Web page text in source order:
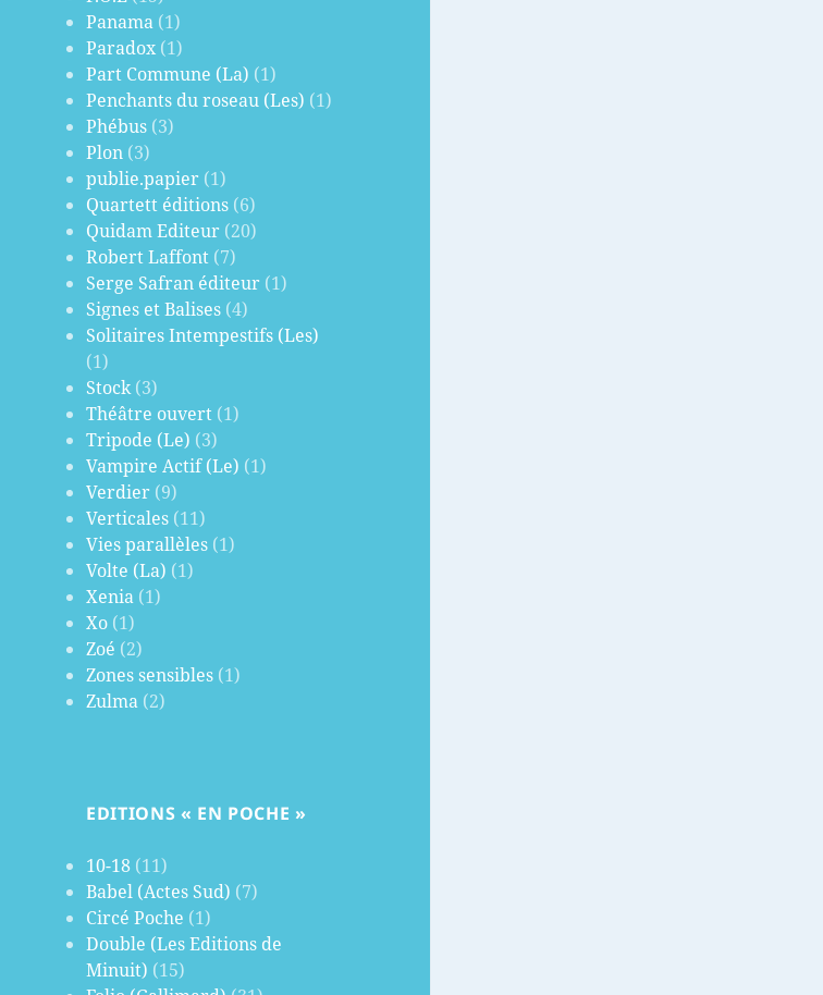
Panama (1)
Paradox (1)
Part Commune (La) (1)
Penchants du roseau (Les) (1)
Phébus (3)
Plon (3)
publie.papier (1)
Quartett éditions (6)
Quidam Editeur (20)
Robert Laffont (7)
Serge Safran éditeur (1)
Signes et Balises (4)
Solitaires Intempestifs (Les)
(1)
Stock(3)
Théâtre ouvert (1)
Tripode (Le) (3)
Vampire Actif (Le) (1)
Verdier (9)
Verticales (11)
Vies parallèles (1)
Volte (La) (1)
Xenia (1)
Xo (1)
Zoé (2)
Zones sensibles (1)
Zulma (2)
EDITIONS « EN POCHE »
10-18 (11)
Babel (Actes Sud) (7)
Circé Poche (1)
Double (Les Editions de
Minuit) (15)